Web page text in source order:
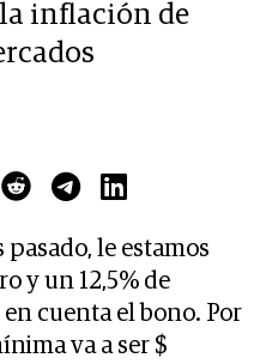
inflación de
pasado, le estamos
y un 12,5% de
cuenta el bono. Por
va a ser $